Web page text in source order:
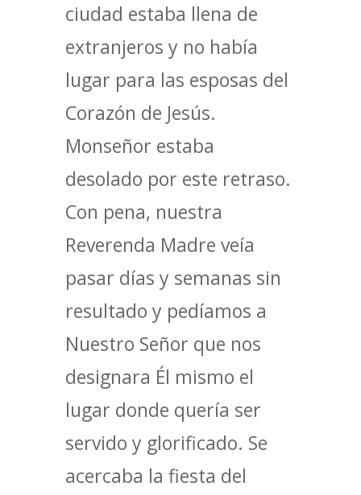
ciudad estaba llena de
extranjeros y no había
lugar para las esposas del
Corazón de Jesús.
Monseñor estaba
desolado por este retraso.
Con pena, nuestra
Reverenda Madre veía
pasar días y semanas sin
resultado y pedíamos a
Nuestro Señor que nos
designara Él mismo el
lugar donde quería ser
servido y glorificado. Se
acercaba la fiesta del